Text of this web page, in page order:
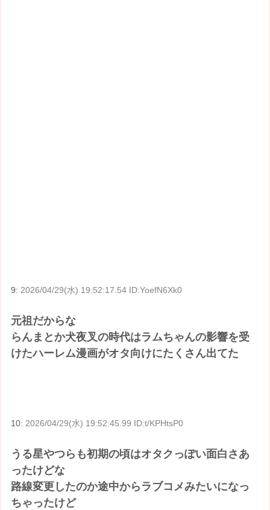
9: 2026/04/29(水) 19:52:17.54 ID:YoefN6Xk0
元祖だからな
らんまとか犬夜叉の時代はラムちゃんの影響を受
けたハーレム漫画がオタ向けにたくさん出てた
10: 2026/04/29(水) 19:52:45.99 ID:t/KPHtsP0
うる星やつらも初期の頃はオタクっぽい面白さあ
ったけどな
路線変更したのか途中からラブコメみたいになっ
ちゃったけど